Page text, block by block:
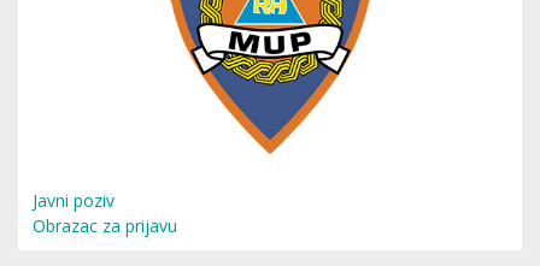
Javni poziv
Obrazac za prijavu